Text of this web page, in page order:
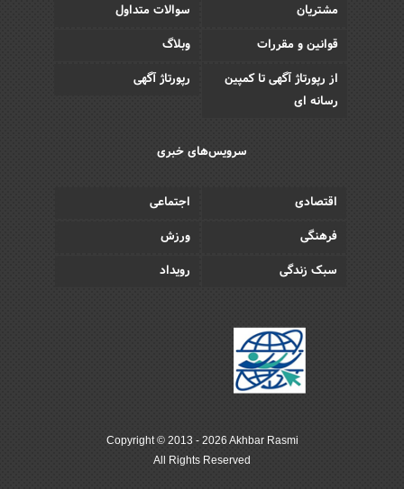
مشتریان
سوالات متداول
قوانین و مقررات
وبلاگ
از رپورتاژ آگهی تا کمپین
رسانه ای
رپورتاژ آگهی
سرویس‌های خبری
اقتصادی
اجتماعی
فرهنگی
ورزش
سبک زندگی
رویداد
Copyright © 2013 - 2026 Akhbar Rasmi
All Rights Reserved